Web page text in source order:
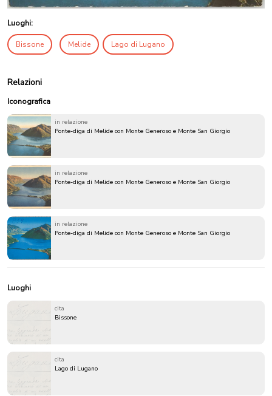
Luoghi:
Bissone Melide Lago di Lugano
Relazioni
Iconografica
in relazione
Ponte-diga di Melide con Monte Generoso e Monte San Giorgio
in relazione
Ponte-diga di Melide con Monte Generoso e Monte San Giorgio
in relazione
Ponte-diga di Melide con Monte Generoso e Monte San Giorgio
Luoghi
cita
Bissone
cita
Lago di Lugano